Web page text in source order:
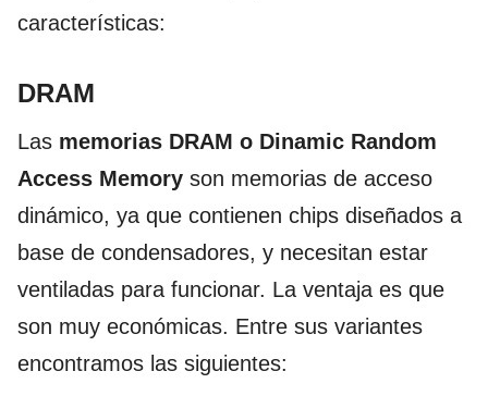
características:
DRAM
Las memorias DRAM o Dinamic Random
Access Memory son memorias de acceso
dinámico, ya que contienen chips diseñados a
base de condensadores, y necesitan estar
ventiladas para funcionar. La ventaja es que
son muy económicas. Entre sus variantes
encontramos las siguientes: